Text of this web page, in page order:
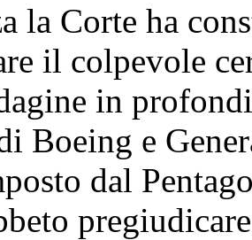
la Corte ha
il colpevole
in
Boeing e
dal